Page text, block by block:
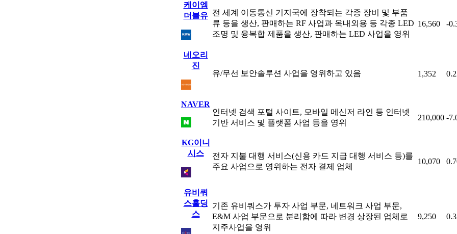
케이엠
더블유 전 세계 이동통신 기지국에 장착되는 각종 장비 및 부품
류 등을 생산, 판매하는 RF 사업과 옥내외용 등 각종 LED
조명 및 융복합 제품을 생산, 판매하는 LED 사업을 영위
16,560 -
네오리
진
유/무선 보안솔루션 사업을 영위하고 있음
1,352
NAVER
인터넷 검색 포털 사이트, 모바일 메신저 라인 등 인터넷
기반 서비스 및 플랫폼 사업 등을 영위
210,000 -
KG이니
시스
전자 지불 대행 서비스(신용 카드 지급 대행 서비스 등)를
주요 사업으로 영위하는 전자 결제 업체
10,070
유비쿼
스홀딩
스
기존 유비쿼스가 투자 사업 부문, 네트워크 사업 부문,
E&M 사업 부문으로 분리함에 따라 변경 상장된 업체로
지주사업을 영위
9,250